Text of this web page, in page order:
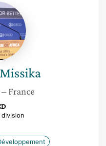
Missika
– France